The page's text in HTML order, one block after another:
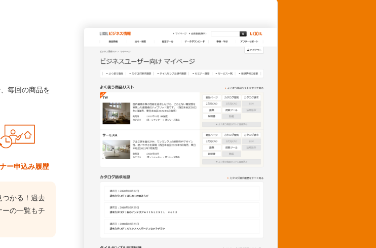
毎回の商品を
ー申込み履歴
つかる！過去
ーの一覧もチ